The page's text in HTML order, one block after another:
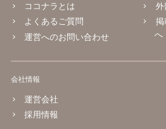
ココナラとは
よくあるご質問
運営へのお問い合わせ
外
掲
へ
会社情報
運営会社
採用情報